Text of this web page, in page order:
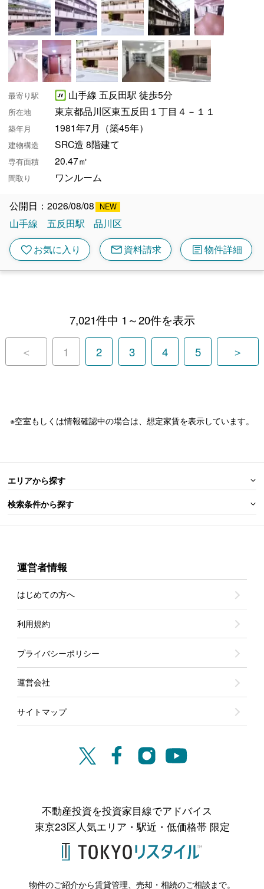
最寄り駅 山手線 五反田駅 徒歩5分
所在地 東京都品川区東五反田１丁目４－１１
築年月 1981年7月（築45年）
建物構造 SRC造 8階建て
専有面積 20.47㎡
間取り ワンルーム
公開日：2026/08/08
山手線
五反田駅 品川区
favoriteお気に入り mail資料請求 article物件詳細
7,021件中 1～20件を表示
＜ 1 2 3 4 5 ＞
※空室もしくは情報確認中の場合は、想定家賃を表示しています。
エリアから探す
検索条件から探す
運営者情報
はじめての方へ
利用規約
プライバシーポリシー
運営会社
サイトマップ
不動産投資を投資家目線でアドバイス
東京23区人気エリア・駅近・低価格帯 限定
物件のご紹介から賃貸管理、売却・相続のご相談まで。